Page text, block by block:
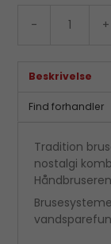
- +
Beskrivelse
Find forhandler
Tradition
nostalgi